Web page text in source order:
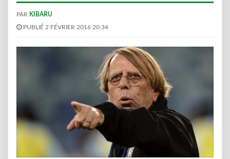
PAR KIBARU
PUBLIÉ 2 FÉVRIER 2016 20:34